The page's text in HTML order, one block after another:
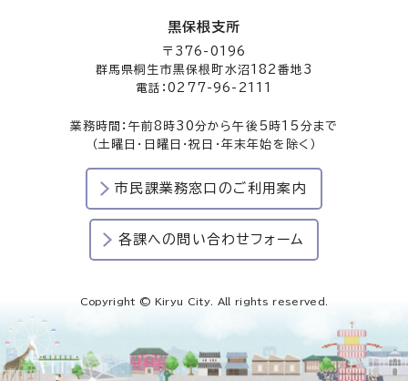
黒保根支所
〒376-0196
群馬県桐生市黒保根町水沼182番地3
電話：0277-96-2111
業務時間：午前8時30分から午後5時15分まで
（土曜日・日曜日・祝日・年末年始を除く）
市民課業務窓口のご利用案内
各課への問い合わせフォーム
Copyright © Kiryu City. All rights reserved.